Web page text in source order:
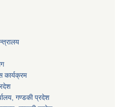
कार्यक्रम
गण्डकी प्रदेश